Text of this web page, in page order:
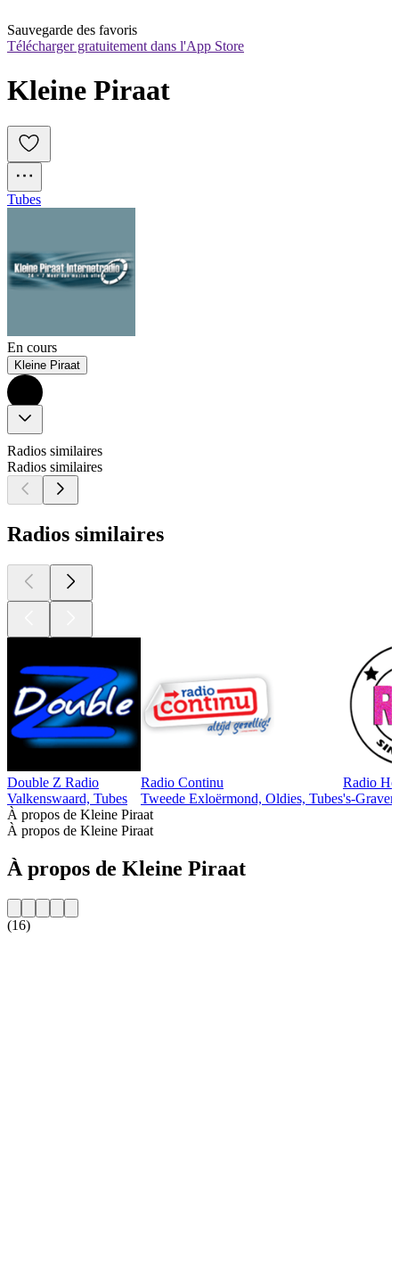
Sauvegarde des favoris
Télécharger gratuitement dans l'App Store
Kleine Piraat
Tubes
En cours
Kleine Piraat
Radios similaires
Radios similaires
Radios similaires
Double Z Radio
Valkenswaard, Tubes
Radio Continu
Tweede Exloërmond, Oldies, Tubes
Radio
's-
À propos de Kleine Piraat
À propos de Kleine Piraat
À propos de Kleine Piraat
(16)